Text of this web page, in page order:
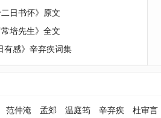
日书怀》原文
培先生》全文
有感》辛弃疾词集
范仲淹 孟郊 温庭筠 辛弃疾 杜审言